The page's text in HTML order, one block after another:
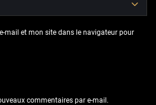
mail et mon site dans le navigateur pour
commentaires par e-mail.